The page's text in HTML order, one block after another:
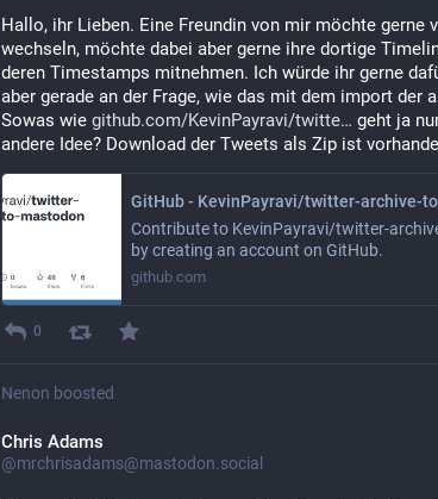
Hallo, ihr Lieben. Eine Freundin von mir möchte gerne
wechseln, möchte dabei aber gerne ihre dortige
deren Timestamps mitnehmen. Ich würde ihr gerne
aber gerade an der Frage, wie das mit dem import der
Sowas wie github.com/KevinPayravi/twitte
geht ja
andere Idee? Download der Tweets als Zip ist
GitHub - KevinPayravi/twitter-archive-
Contribute to KevinPayravi/twitter-
by creating an account on GitHub.
github.com
0
Nenon boosted
Chris Adams
@mrchrisadams@mastodon.social